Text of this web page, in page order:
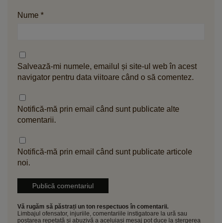
Nume *
Salvează-mi numele, emailul și site-ul web în acest
navigator pentru data viitoare când o să comentez.
Notifică-mă prin email când sunt publicate alte
comentarii.
Notifică-mă prin email când sunt publicate articole
noi.
Vă rugăm să păstrați un ton respectuos în comentarii.
Limbajul ofensator, injuriile, comentariile instigatoare la ură sau
postarea repetată și abuzivă a aceluiași mesaj pot duce la ștergerea